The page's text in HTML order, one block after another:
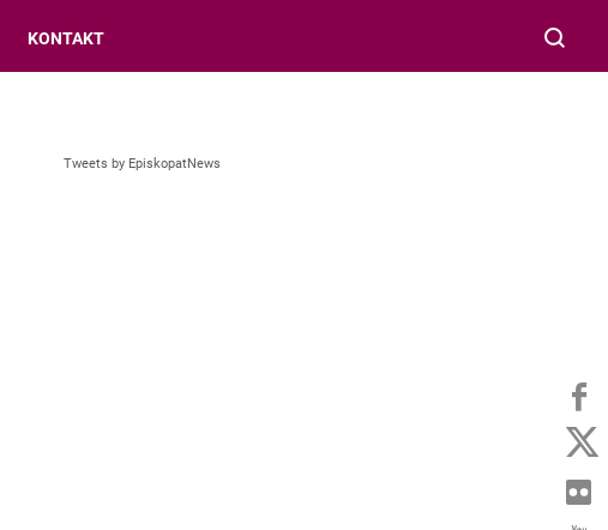
KONTAKT
Tweets by EpiskopatNews